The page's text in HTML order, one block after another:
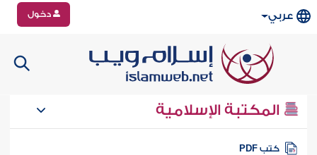
عربي دخول
المكتبة الإسلامية